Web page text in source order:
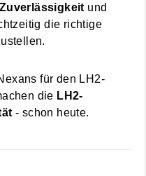
Zuverlässigkeit und
die richtige
für den LH2-
die LH2-
- schon heute.